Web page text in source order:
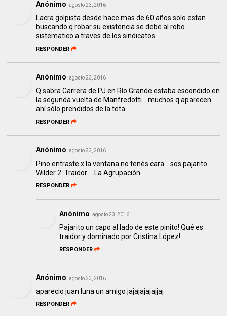
Anónimo agosto 23, 2016
Lacra golpista desde hace mas de 60 años solo estan
buscando q robar su existencia se debe al robo
sistematico a traves de los sindicatos
RESPONDER
Anónimo agosto 23, 2016
Q sabra Carrera de PJ en Río Grande estaba escondido en
la segunda vuelta de Manfredotti... muchos q aparecen
ahí sólo prendidos de la teta....
RESPONDER
Anónimo agosto 23, 2016
Pino entraste x la ventana no tenés cara....sos pajarito
Wilder 2. Traidor. ...La Agrupación
RESPONDER
Anónimo agosto 23, 2016
Pajarito un capo al lado de este pinito! Qué es
traidor y dominado por Cristina López!
RESPONDER
Anónimo agosto 23, 2016
aparecio juan luna un amigo jajajajajajjaj
RESPONDER